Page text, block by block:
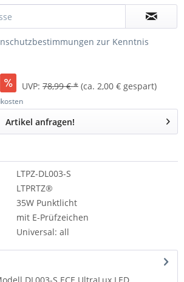
zur Kenntnis
UVP: 78,99 € * (ca. 2,00 € gespart)
Artikel anfragen!
LTPZ-DL003-S
LTPRTZ®
35W Punktlicht
mit E-Prüfzeichen
Universal: all
DL003-S ECE UltraLux LED